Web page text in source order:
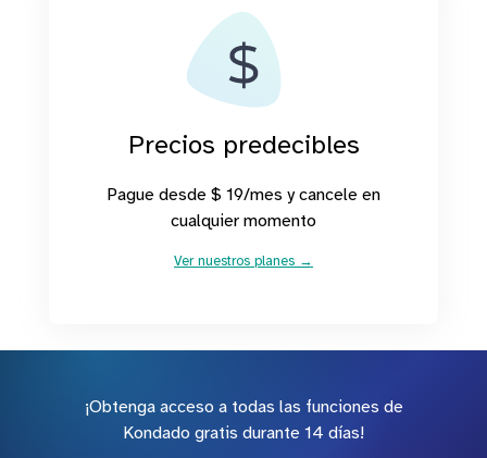
Precios predecibles
Pague desde $ 19/mes y cancele en
cualquier momento
Ver nuestros planes →
¡Obtenga acceso a todas las funciones de
Kondado gratis durante 14 días!